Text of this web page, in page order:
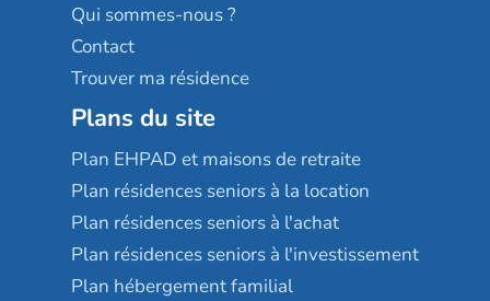
Qui sommes-nous ?
Contact
Trouver ma résidence
Plans du site
Plan EHPAD et maisons de retraite
Plan résidences seniors à la location
Plan résidences seniors à l'achat
Plan résidences seniors à l'investissement
Plan hébergement familial